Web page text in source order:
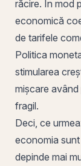
răcire. În mod
economică
de tarifele
Politica
stimularea
mișcare
fragil.
Deci, ce
economia
depinde mai